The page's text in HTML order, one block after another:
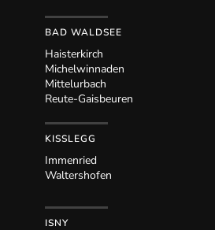
BAD WALDSEE
Haisterkirch
Michelwinnaden
Mittelurbach
Reute-Gaisbeuren
KISSLEGG
Immenried
Waltershofen
ISNY